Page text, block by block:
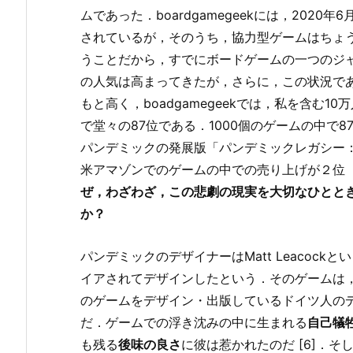
ムであった．boardgamegeekには，2020年6
されているが，そのうち，協力型ゲームはち
うことだから，すでにボードゲームの一つの
の人気は高まってきたが，さらに，この状況
もと高く，boadgamegeekでは，私を含む10
で堂々の87位である．1000個のゲームの中で
パンデミックの発展版「パンデミックレガシ
米アマゾンでのゲームの中での売り上げが２
ぜ，わざわざ，この悲劇の現実を大切なひと
か？
パンデミックのデザイナーはMatt Leacockと
イアされてデザインしたという．そのゲーム
のゲームをデザイン・出版しているドイツ人
だ．ゲームでの浮き沈みの中に生まれる 自己犠
も残る後味の良さに彼は惹かれたのだ [6]．そ